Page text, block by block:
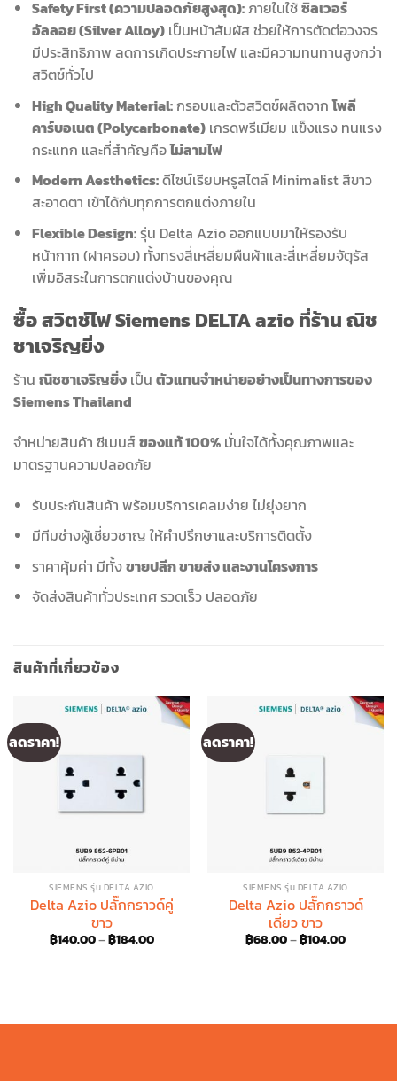
Safety First (ความปลอดภัยสูงสุด):ภายในใช้ซิลเวอร์
อัลลอย (Silver Alloy)เป็นหน้าสัมผัส ช่วยให้การตัดต่อวงจร
มีประสิทธิภาพ ลดการเกิดประกายไฟ และมีความทนทานสูงกว่า
สวิตช์ทั่วไป
High Quality Material:กรอบและตัวสวิตช์ผลิตจากโพลี
คาร์บอเนต (Polycarbonate)เกรดพรีเมียม แข็งแรง ทนแรง
กระแทก และที่สำคัญคือไม่ลามไฟ
Modern Aesthetics:ดีไซน์เรียบหรูสไตล์ Minimalist สีขาว
สะอาดตา เข้าได้กับทุกการตกแต่งภายใน
Flexible Design:รุ่น Delta Azio ออกแบบมาให้รองรับ
หน้ากาก (ฝาครอบ) ทั้งทรงสี่เหลี่ยมผืนผ้าและสี่เหลี่ยมจัตุรัส
เพิ่มอิสระในการตกแต่งบ้านของคุณ
ซื้อ สวิตช์ไฟ Siemens DELTA azio ที่ร้าน ณิช
ชาเจริญยิ่ง
ร้าน ณิชชาเจริญยิ่ง เป็น ตัวแทนจำหน่ายอย่างเป็นทางการของ
Siemens Thailand
จำหน่ายสินค้า ซีเมนส์ ของแท้ 100% มั่นใจได้ทั้งคุณภาพและ
มาตรฐานความปลอดภัย
รับประกันสินค้า พร้อมบริการเคลมง่าย ไม่ยุ่งยาก
มีทีมช่างผู้เชี่ยวชาญ ให้คำปรึกษาและบริการติดตั้ง
ราคาคุ้มค่า มีทั้งขายปลีก ขายส่ง และงานโครงการ
จัดส่งสินค้าทั่วประเทศ รวดเร็ว ปลอดภัย
สินค้าที่เกี่ยวข้อง
ลดราคา!
SIEMENS รุ่น DELTA AZIO
Delta Azio ปลั๊กกราวด์คู่
ขาว
฿140.00–฿184.00Price
ลดราคา!
SIEMENS รุ่น DELTA AZIO
Delta Azio ปลั๊กกราวด์
เดี่ยว ขาว
฿68.00–฿104.00Price